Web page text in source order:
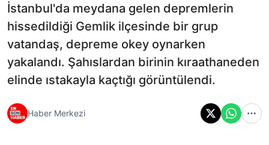
İstanbul'da meydana gelen depremlerin
hissedildiği Gemlik ilçesinde bir grup
vatandaş, depreme okey oynarken
yakalandı. Şahıslardan birinin kıraathaneden
elinde ıstakayla kaçtığı görüntülendi.
Haber Merkezi